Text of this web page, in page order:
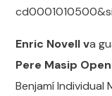
Enric Novell va
Pere Masip
Benjamí Individual